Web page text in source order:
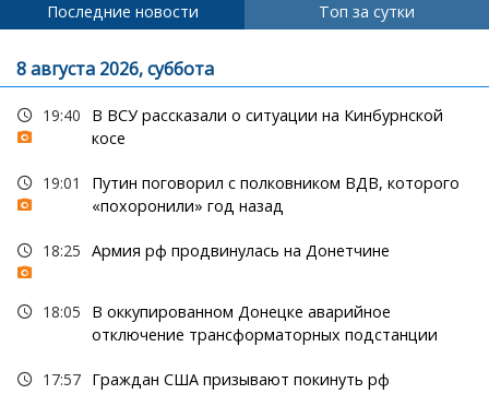
Последние новости Топ за сутки
8 августа 2026, суббота
19:40
В ВСУ рассказали о ситуации на Кинбурнской
косе
19:01
Путин поговорил с полковником ВДВ, которого
«похоронили» год назад
18:25 Армия рф продвинулась на Донетчине
18:05
В оккупированном Донецке аварийное
отключение трансформаторных подстанции
17:57 Граждан США призывают покинуть рф